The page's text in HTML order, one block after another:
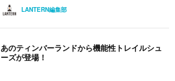
LANTERN編集部
あのティンバーランドから機能性トレイルシュ
ーズが登場！